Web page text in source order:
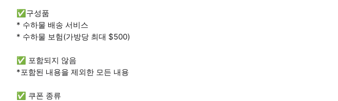
✅구성품
* 수하물 배송 서비스
* 수하물 보험(가방당 최대 $500)
✅ 포함되지 않음
*포함된 내용을 제외한 모든 내용
✅ 쿠폰 종류